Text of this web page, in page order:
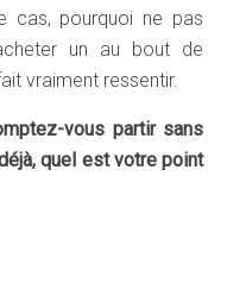
cas, pourquoi ne pas
un au bout de
vraiment ressentir.
vous partir sans
quel est votre point